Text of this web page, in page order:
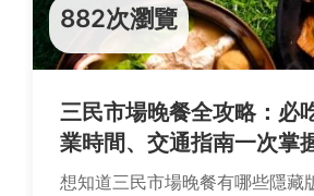
882次瀏覽
三民市場晚餐全攻略：必
業時間、交通指南一次掌
想知道三民市場晚餐有哪些隱藏